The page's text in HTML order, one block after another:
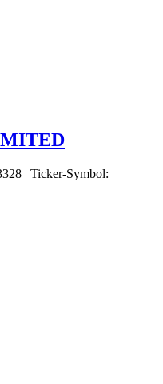
| Ticker-Symbol: